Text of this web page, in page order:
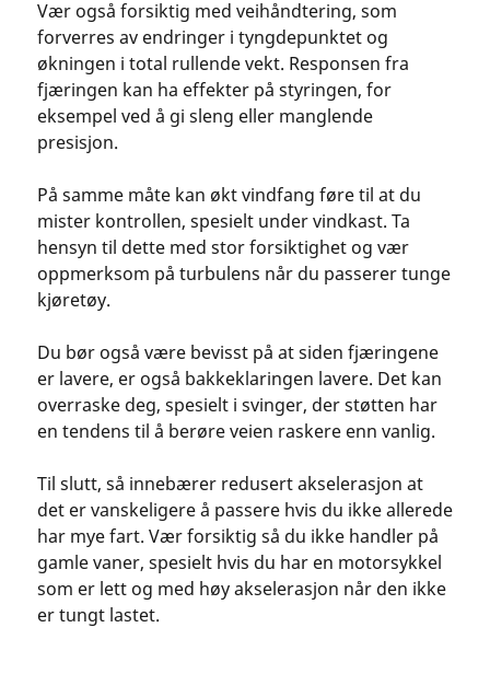
Vær også forsiktig med veihåndtering, som
forverres av endringer i tyngdepunktet og
økningen i total rullende vekt. Responsen fra
fjæringen kan ha effekter på styringen, for
eksempel ved å gi sleng eller manglende
presisjon.
På samme måte kan økt vindfang føre til at du
mister kontrollen, spesielt under vindkast. Ta
hensyn til dette med stor forsiktighet og vær
oppmerksom på turbulens når du passerer tunge
kjøretøy.
Du bør også være bevisst på at siden fjæringene
er lavere, er også bakkeklaringen lavere. Det kan
overraske deg, spesielt i svinger, der støtten har
en tendens til å berøre veien raskere enn vanlig.
Til slutt, så innebærer redusert akselerasjon at
det er vanskeligere å passere hvis du ikke allerede
har mye fart. Vær forsiktig så du ikke handler på
gamle vaner, spesielt hvis du har en motorsykkel
som er lett og med høy akselerasjon når den ikke
er tungt lastet.